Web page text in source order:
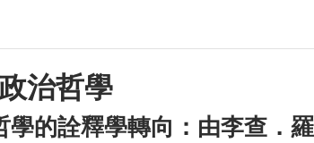
治哲學
學的詮釋學轉向：由李查．